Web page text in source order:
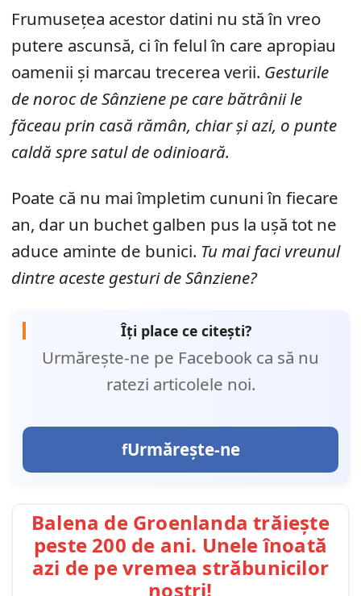
Frumusețea acestor datini nu stă în vreo
putere ascunsă, ci în felul în care apropiau
oamenii și marcau trecerea verii. Gesturile
de noroc de Sânziene pe care bătrânii le
făceau prin casă rămân, chiar și azi, o punte
caldă spre satul de odinioară.
Poate că nu mai împletim cununi în fiecare
an, dar un buchet galben pus la ușă tot ne
aduce aminte de bunici. Tu mai faci vreunul
dintre aceste gesturi de Sânziene?
Îți place ce citești?
Urmărește-ne pe Facebook ca să nu
ratezi articolele noi.
Urmărește-ne
Balena de Groenlanda trăiește
peste 200 de ani. Unele înoată
azi de pe vremea străbunicilor
noștri!